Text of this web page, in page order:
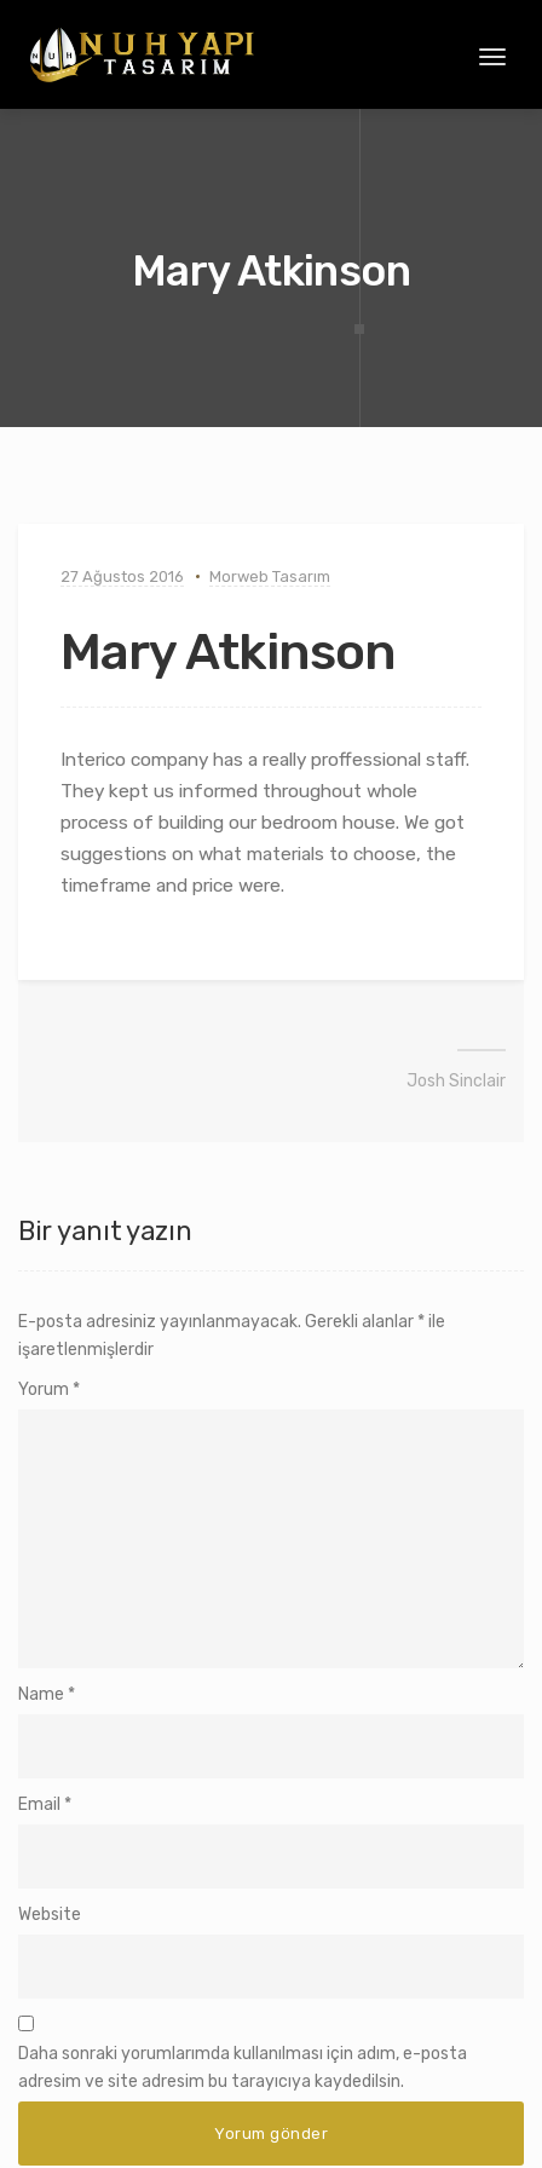
Toggle
Mary Atkinson
27 Ağustos 2016 Morweb Tasarım
Mary Atkinson
Interico company has a really proffessional staff.
They kept us informed throughout whole
process of building our bedroom house. We got
suggestions on what materials to choose, the
timeframe and price were.
Josh Sinclair
Bir yanıt yazın
E-posta adresiniz yayınlanmayacak. Gerekli alanlar *ile
işaretlenmişlerdir
Yorum *
Name *
Email *
Website
Daha sonraki yorumlarımda kullanılması için adım, e-posta
adresim ve site adresim bu tarayıcıya kaydedilsin.